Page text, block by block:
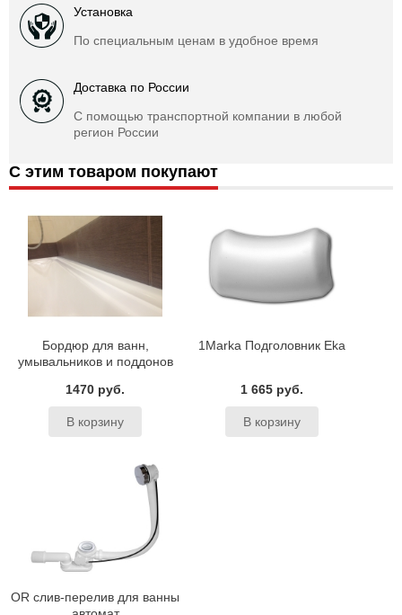
Установка
По специальным ценам в удобное время
Доставка по России
С помощью транспортной компании в любой
регион России
С этим товаром покупают
Бордюр для ванн,
умывальников и поддонов
1470 руб.
1Marka Подголовник Eka
1 665 руб.
OR слив-перелив для ванны